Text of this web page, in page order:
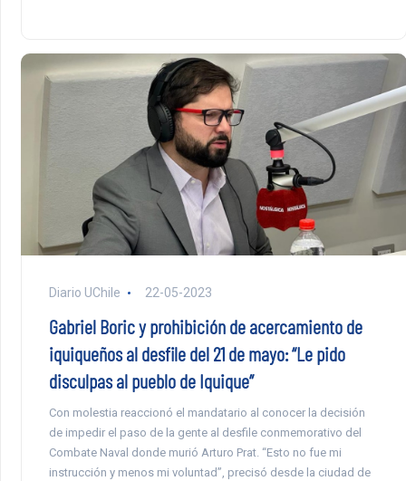
Diario UChile 22-05-2023
Gabriel Boric y prohibición de acercamiento de
iquiqueños al desfile del 21 de mayo: “Le pido
disculpas al pueblo de Iquique”
Con molestia reaccionó el mandatario al conocer la decisión
de impedir el paso de la gente al desfile conmemorativo del
Combate Naval donde murió Arturo Prat. “Esto no fue mi
instrucción y menos mi voluntad”, precisó desde la ciudad de